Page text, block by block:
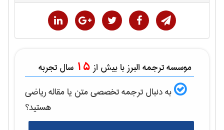
موسسه ترجمه البرز با بیش از 15 سال تجربه
به دنبال ترجمه تخصصی متن یا مقالهرياضی
هستید؟